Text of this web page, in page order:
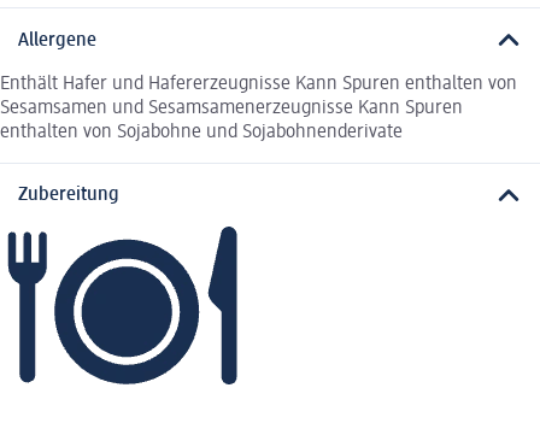
Allergene
Enthält Hafer und Hafererzeugnisse Kann Spuren enthalten von
Sesamsamen und Sesamsamenerzeugnisse Kann Spuren
enthalten von Sojabohne und Sojabohnenderivate
Zubereitung